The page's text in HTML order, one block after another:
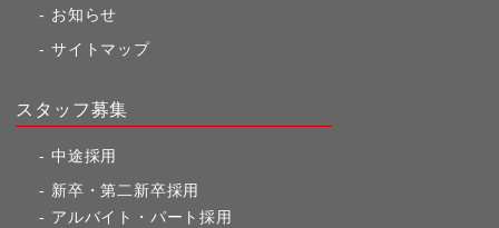
お知らせ
サイトマップ
スタッフ募集
中途採用
新卒・第二新卒採用
アルバイト・パート採用